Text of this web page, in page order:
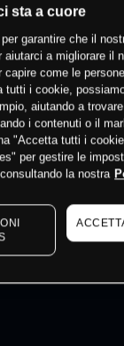
hanno
Fai trading
indicativi. Accedi
to see
sta a cuore
garantire che il
aiutarci a migliorare il
capire come le
tutti i cookie,
aiutando a
i contenuti o il
"Accetta tutti i
per gestire le
la nostra